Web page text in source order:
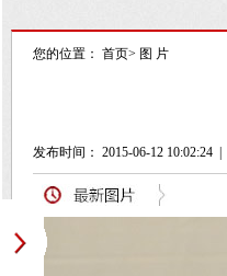
您的位置： 首页> 图 片
发布时间： 2015-06-12 10:02:24